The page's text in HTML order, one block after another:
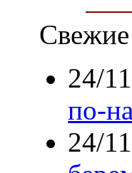
Свежие
24/
по-
24/